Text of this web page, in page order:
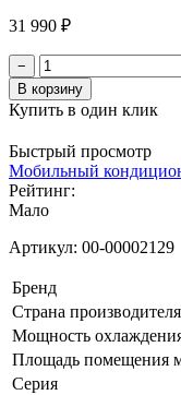
31 990 ₽
−
В корзину
Купить в один клик
Быстрый просмотр
Мобильный
Рейтинг:
Мало
Артикул: 00-00002129
Бренд
Страна производителя
Мощность
Площадь помещения
Серия